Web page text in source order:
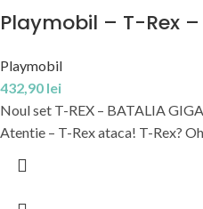
Playmobil – T-Rex
Playmobil
432,90 lei
Noul set T-REX – BATALIA
Atentie – T-Rex ataca! T-Rex?